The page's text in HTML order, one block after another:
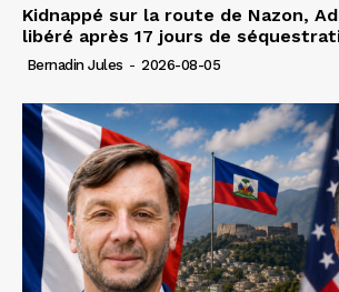
Kidnappé sur la route de Nazon,
libéré après 17 jours de
Bernadin Jules - 2026-08-05